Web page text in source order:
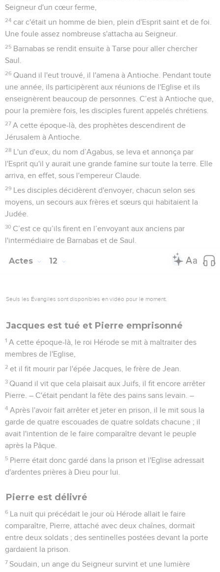
Seigneur d'un cœur ferme,
24 car c'était un homme de bien, plein d'Esprit saint et de foi.
Une foule assez nombreuse s'attacha au Seigneur.
25 Barnabas se rendit ensuite à Tarse pour aller chercher
Saul.
26 Quand il l'eut trouvé, il l'amena à Antioche. Pendant toute
une année, ils participèrent aux réunions de l'Eglise et ils
enseignèrent beaucoup de personnes. C’est à Antioche que,
pour la première fois, les disciples furent appelés chrétiens.
27 A cette époque-là, des prophètes descendirent de
Jérusalem à Antioche.
28 L'un d'eux, du nom d’Agabus, se leva et annonça par
l'Esprit qu'il y aurait une grande famine sur toute la terre. Elle
arriva, en effet, sous l'empereur Claude.
29 Les disciples décidèrent d'envoyer, chacun selon ses
moyens, un secours aux frères et sœurs qui habitaient la
Judée.
30 C’est ce qu’ils firent en l’envoyant aux anciens par
l'intermédiaire de Barnabas et de Saul.
Actes 12
Seuls les Évangiles sont disponibles en vidéo pour le moment.
Jacques est tué et Pierre emprisonné
1 A cette époque-là, le roi Hérode se mit à maltraiter des
membres de l'Eglise,
2 et il fit mourir par l'épée Jacques, le frère de Jean.
3 Quand il vit que cela plaisait aux Juifs, il fit encore arrêter
Pierre. – C'était pendant la fête des pains sans levain. –
4 Après l'avoir fait arrêter et jeter en prison, il le mit sous la
garde de quatre escouades de quatre soldats chacune ; il
avait l'intention de le faire comparaître devant le peuple
après la Pâque.
5 Pierre était donc gardé dans la prison et l'Eglise adressait
d'ardentes prières à Dieu pour lui.
Pierre est délivré
6 La nuit qui précédait le jour où Hérode allait le faire
comparaître, Pierre, attaché avec deux chaînes, dormait
entre deux soldats ; des sentinelles postées devant la porte
gardaient la prison.
7 Soudain, un ange du Seigneur survint et une lumière